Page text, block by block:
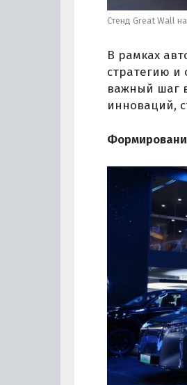
Стенд Great Wall
В рамках
стратегию и
важный шаг
инноваций,